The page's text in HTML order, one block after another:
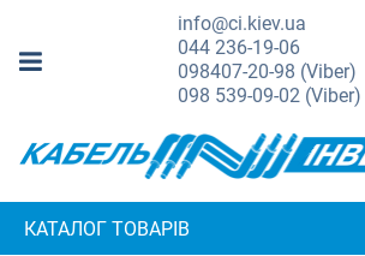
info@ci.kiev.ua
044236-19-06
098407-20-98 (Viber)
098 539-09-02 (Viber)
КАТАЛОГ ТОВАРІВ